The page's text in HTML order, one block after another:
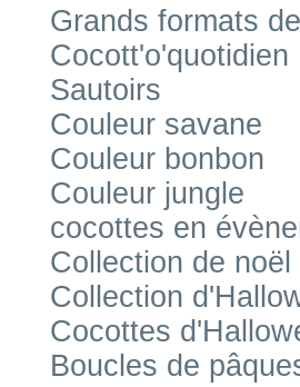
Grands formats
Cocott'o'quotidien
Sautoirs
Couleur savane
Couleur bonbon
Couleur jungle
cocottes en
Collection de noël
Collection
Cocottes
Boucles de